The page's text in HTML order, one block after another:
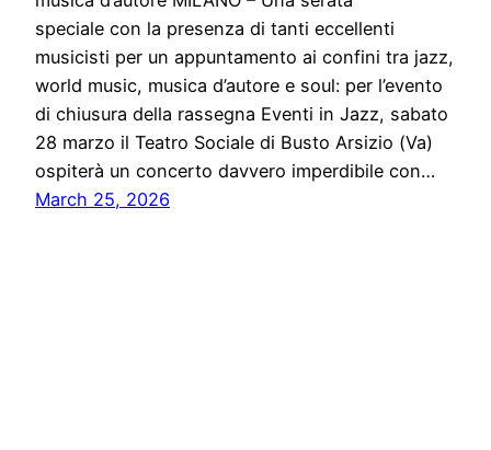
speciale con la presenza di tanti eccellenti
musicisti per un appuntamento ai confini tra jazz,
world music, musica d’autore e soul: per l’evento
di chiusura della rassegna Eventi in Jazz, sabato
28 marzo il Teatro Sociale di Busto Arsizio (Va)
ospiterà un concerto davvero imperdibile con…
March 25, 2026